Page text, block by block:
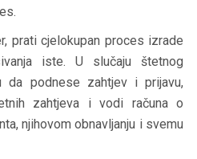
prati cjelokupan proces izrade
iste. U slučaju štetnog
da podnese zahtjev i prijavu,
zahtjeva i vodi računa o
njihovom obnavljanju i svemu